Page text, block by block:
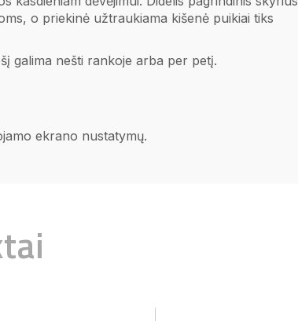
o priekinė užtraukiama kišenė puikiai tiks
galima nešti rankoje arba per petį.
ekrano nustatymų.